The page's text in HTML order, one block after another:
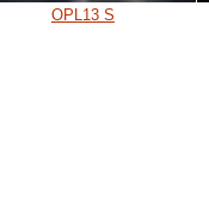
OPL13 S